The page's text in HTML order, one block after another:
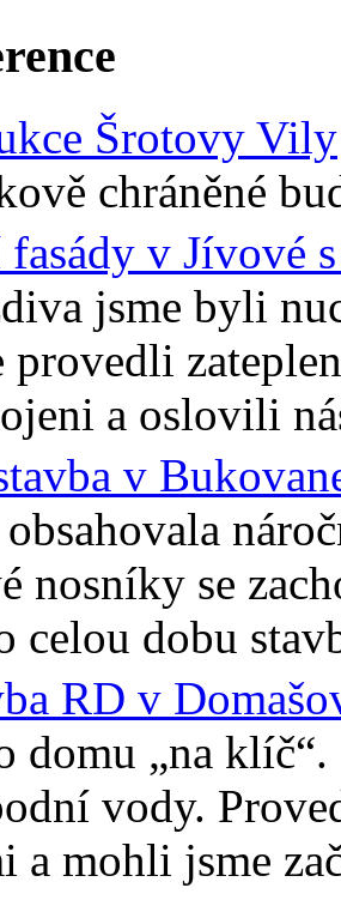
Šrotovy Vily
chráněné
fasády v Jívové
jsme byli
provedli
a oslovili
v
nosníky se
celou dobu
RD v
domu „na
vody.
a mohli jsme